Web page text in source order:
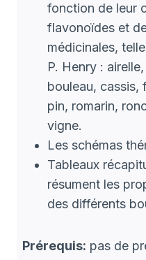
fonction de leur
flavonoïdes et
médicinales,
P. Henry :
bouleau, cassis,
pin, romarin,
vigne.
Les schémas
Tableaux
résument les
des différents
Prérequis: pas de